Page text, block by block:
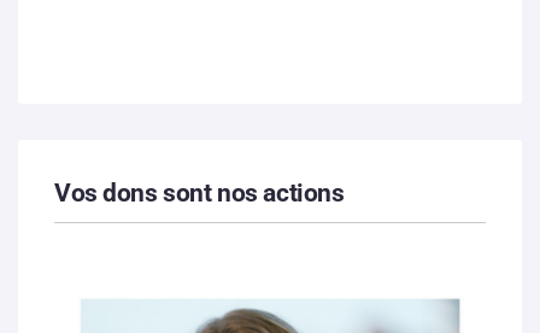
Vos dons sont nos actions